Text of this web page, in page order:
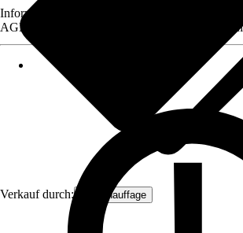
Verkauf durch: Sun chauffage
Informationen des Verkäufers, wie z. B.
AGB, finden Sie bei Klick auf den